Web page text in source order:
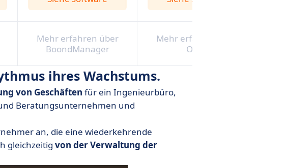
Mehr erfahren über
BoondManager
Mehr erfahren über
Odoo
ihres Wachstums.
von Geschäften für ein Ingenieurbüro,
Beratungsunternehmen und
an, die eine wiederkehrende
gleichzeitig von der Verwaltung der